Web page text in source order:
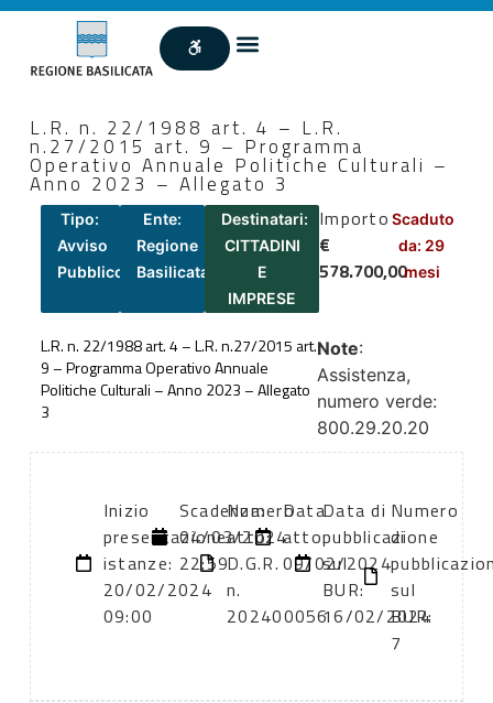
L.R. n. 22/1988 art. 4 – L.R.
n.27/2015 art. 9 – Programma
Operativo Annuale Politiche Culturali –
Anno 2023 – Allegato 3
Tipo:
Avviso
Pubblico
Ente:
Regione
Basilicata
Destinatari:
CITTADINI
E
IMPRESE
Importo
€
578.700,00
Scaduto
da: 29
mesi
L.R. n. 22/1988 art. 4 – L.R. n.27/2015 art.
9 – Programma Operativo Annuale
Politiche Culturali – Anno 2023 – Allegato
3
Note:
Assistenza,
numero verde:
800.29.20.20
Inizio
presentazione
istanze:
20/02/2024
09:00
Scadenza:
04/03/2024
22:59
Numero
atto:
D.G.R.
n.
202400056
Data
atto:
09/02/2024
Data di
pubblicazione
sul
BUR:
16/02/2024
Numero
di
sul
BUR:
7